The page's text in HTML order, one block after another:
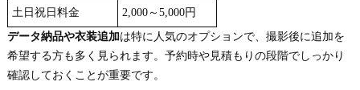
土日祝日料金
2,000～5,000円
データ納品や衣装追加は特に人気のオプションで、撮影後に追加を
希望する方も多く見られます。予約時や見積もりの段階でしっかり
確認しておくことが重要です。